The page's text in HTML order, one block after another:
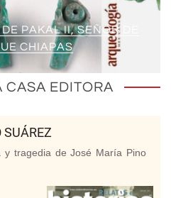
PAKAL II, SEÑOR DE
CHIAPAS
CASA EDITORA
SUÁREZ
y tragedia de José María Pino